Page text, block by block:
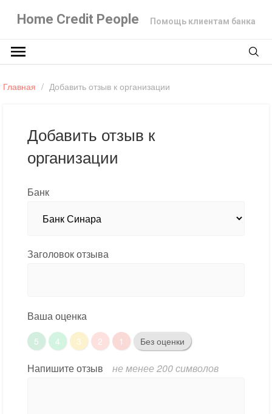
Home Credit People Помощь клиентам банка
Главная / Добавить отзыв к организации
Добавить отзыв к
организации
Банк
Заголовок отзыва
Ваша оценка
5 4 3 2 1 Без оценки
Напишите отзыв не менее 200 символов